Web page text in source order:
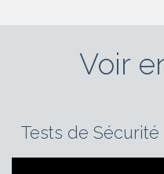
Voir
Tests de Sécurité